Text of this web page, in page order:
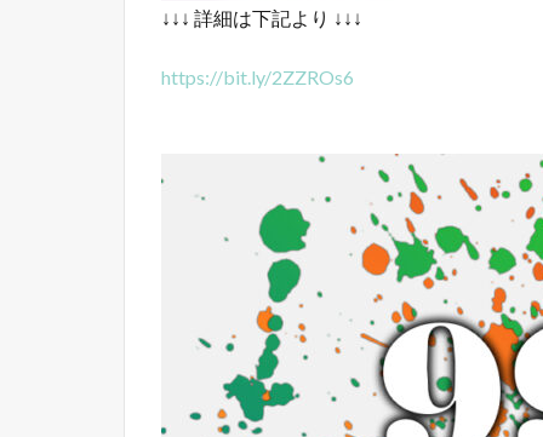
↓↓↓ 詳細は下記より ↓↓↓
https://bit.ly/2ZZROs6